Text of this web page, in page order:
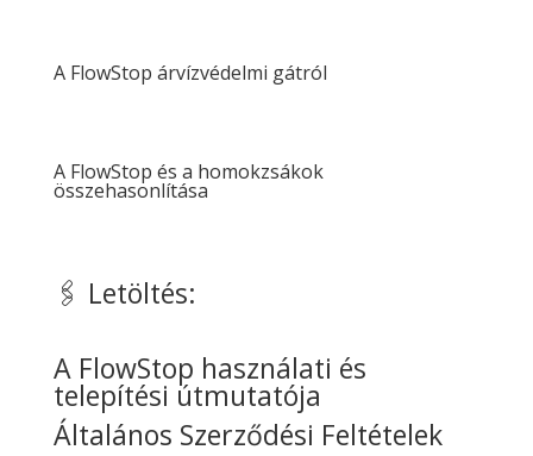
A FlowStop árvízvédelmi gátról
A FlowStop és a homokzsákok
összehasonlítása
🖇️ Letöltés:
A FlowStop használati és
telepítési útmutatója
Általános Szerződési Feltételek